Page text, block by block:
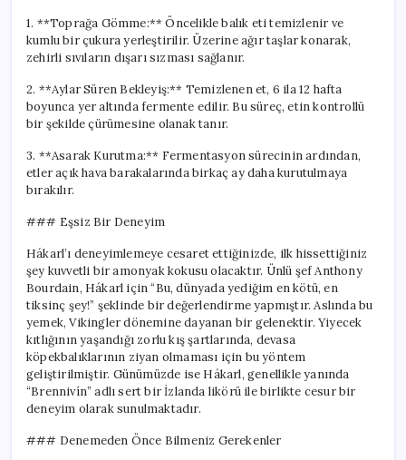
1. **Toprağa Gömme:** Öncelikle balık eti temizlenir ve
kumlu bir çukura yerleştirilir. Üzerine ağır taşlar konarak,
zehirli sıvıların dışarı sızması sağlanır.
2. **Aylar Süren Bekleyiş:** Temizlenen et, 6 ila 12 hafta
boyunca yer altında fermente edilir. Bu süreç, etin kontrollü
bir şekilde çürümesine olanak tanır.
3. **Asarak Kurutma:** Fermentasyon sürecinin ardından,
etler açık hava barakalarında birkaç ay daha kurutulmaya
bırakılır.
### Eşsiz Bir Deneyim
Hákarl’ı deneyimlemeye cesaret ettiğinizde, ilk hissettiğiniz
şey kuvvetli bir amonyak kokusu olacaktır. Ünlü şef Anthony
Bourdain, Hákarl için “Bu, dünyada yediğim en kötü, en
tiksinç şey!” şeklinde bir değerlendirme yapmıştır. Aslında bu
yemek, Vikingler dönemine dayanan bir gelenektir. Yiyecek
kıtlığının yaşandığı zorlu kış şartlarında, devasa
köpekbalıklarının ziyan olmaması için bu yöntem
geliştirilmiştir. Günümüzde ise Hákarl, genellikle yanında
“Brennivín” adlı sert bir İzlanda likörü ile birlikte cesur bir
deneyim olarak sunulmaktadır.
### Denemeden Önce Bilmeniz Gerekenler